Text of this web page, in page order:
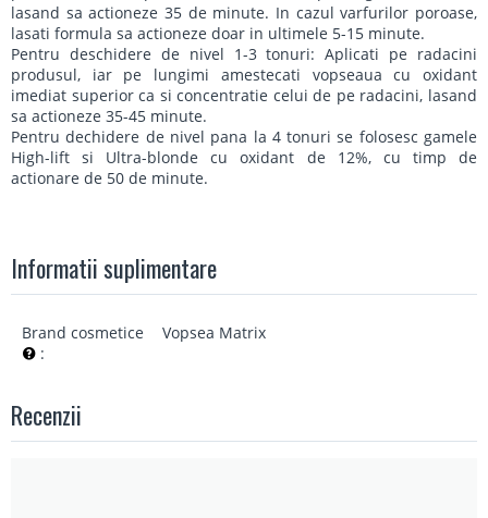
lasand sa actioneze 35 de minute. In cazul varfurilor poroase,
lasati formula sa actioneze doar in ultimele 5-15 minute.
Pentru deschidere de nivel 1-3 tonuri: Aplicati pe radacini
produsul, iar pe lungimi amestecati vopseaua cu oxidant
imediat superior ca si concentratie celui de pe radacini, lasand
sa actioneze 35-45 minute.
Pentru dechidere de nivel pana la 4 tonuri se folosesc gamele
High-lift si Ultra-blonde cu oxidant de 12%, cu timp de
actionare de 50 de minute.
Informatii suplimentare
Brand cosmetice
:
Vopsea Matrix
Recenzii